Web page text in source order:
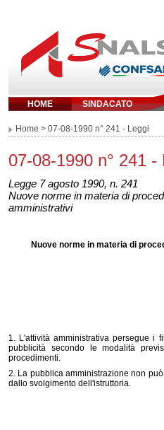
HOME SINDACATO
Inserisci
Home > 07-08-1990 n° 241 - Leggi
07-08-1990 n° 241 -
Legge 7 agosto 1990, n. 241
Nuove norme in materia di
amministrativi
Nuove norme in materia di
1. L'attività amministrativa persegue i
pubblicità secondo le modalità
procedimenti.
2. La pubblica amministrazione non
dallo svolgimento dell'istruttoria.